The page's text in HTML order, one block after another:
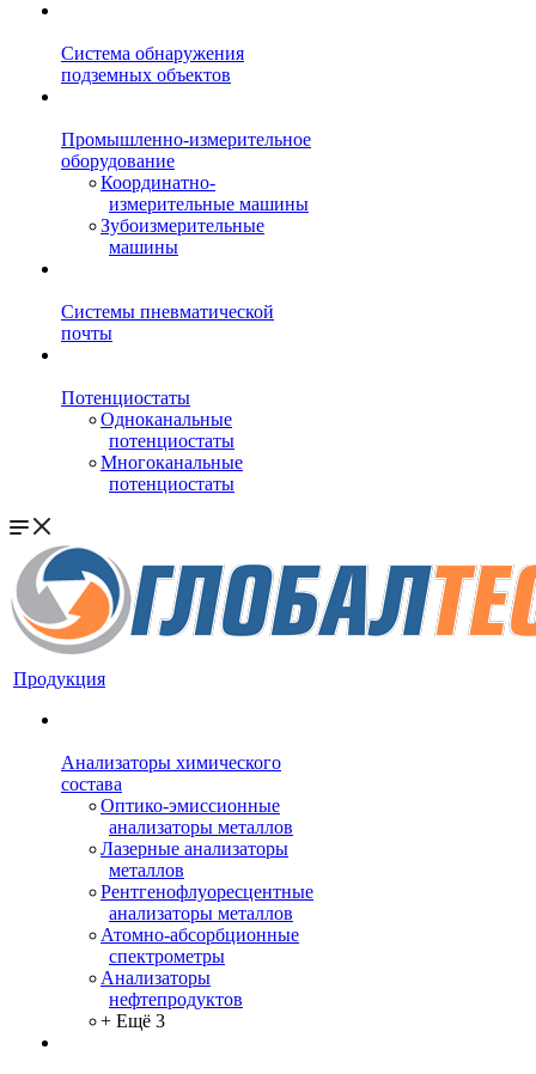
Система обнаружения
подземных объектов
Промышленно-измерительное
оборудование
Координатно-
измерительные машины
Зубоизмерительные
машины
Системы пневматической
почты
Потенциостаты
Одноканальные
потенциостаты
Многоканальные
потенциостаты
Продукция
Анализаторы химического
состава
Оптико-эмиссионные
анализаторы металлов
Лазерные анализаторы
металлов
Рентгенофлуоресцентные
анализаторы металлов
Атомно-абсорбционные
спектрометры
Анализаторы
нефтепродуктов
+ Ещё 3